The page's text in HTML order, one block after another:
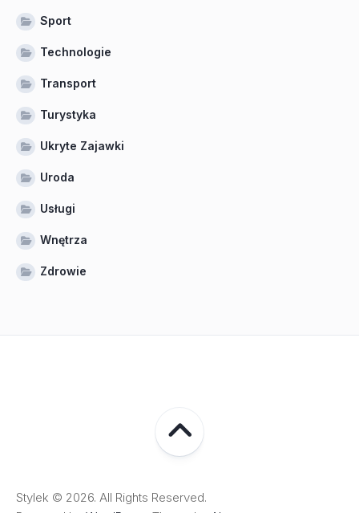
Sport
Technologie
Transport
Turystyka
Ukryte Zajawki
Uroda
Usługi
Wnętrza
Zdrowie
Stylek © 2026. All Rights Reserved.